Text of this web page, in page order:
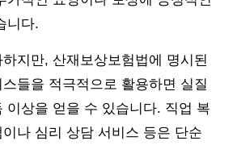
니다.
지만, 산재보상보험법에 명시된
들을 적극적으로 활용하면 실질
이상을 얻을 수 있습니다. 직업 복
나 심리 상담 서비스 등은 단순